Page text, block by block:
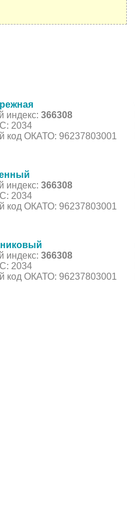
индекс: 366308
2034
код ОКАТО: 96237803001
индекс: 366308
2034
код ОКАТО: 96237803001
индекс: 366308
2034
код ОКАТО: 96237803001